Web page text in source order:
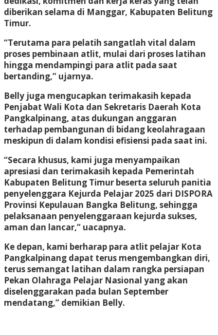
diberikan selama di Manggar, Kabupaten Belitung
Timur.
“Terutama para pelatih sangatlah vital dalam
proses pembinaan atlit, mulai dari proses latihan
hingga mendampingi para atlit pada saat
bertanding,” ujarnya.
Belly juga mengucapkan terimakasih kepada
Penjabat Wali Kota dan Sekretaris Daerah Kota
Pangkalpinang, atas dukungan anggaran
terhadap pembangunan di bidang keolahragaan
meskipun di dalam kondisi efisiensi pada saat ini.
“Secara khusus, kami juga menyampaikan
apresiasi dan terimakasih kepada Pemerintah
Kabupaten Belitung Timur beserta seluruh panitia
penyelenggara Kejurda Pelajar 2025 dari DISPORA
Provinsi Kepulauan Bangka Belitung, sehingga
pelaksanaan penyelenggaraan kejurda sukses,
aman dan lancar,” uacapnya.
Ke depan, kami berharap para atlit pelajar Kota
Pangkalpinang dapat terus mengembangkan diri,
terus semangat latihan dalam rangka persiapan
Pekan Olahraga Pelajar Nasional yang akan
diselenggarakan pada bulan September
mendatang,” demikian Belly.